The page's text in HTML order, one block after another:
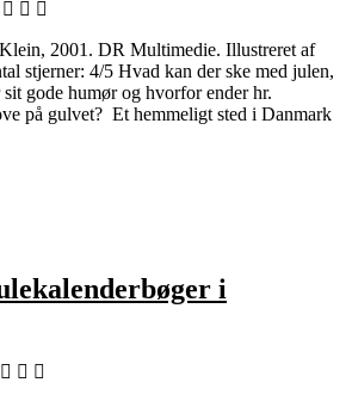
Klein, 2001. DR Multimedie. Illustreret af
stjerner: 4/5 Hvad kan der ske med julen,
gode humør og hvorfor ender hr.
på gulvet? Et hemmeligt sted i Danmark
i